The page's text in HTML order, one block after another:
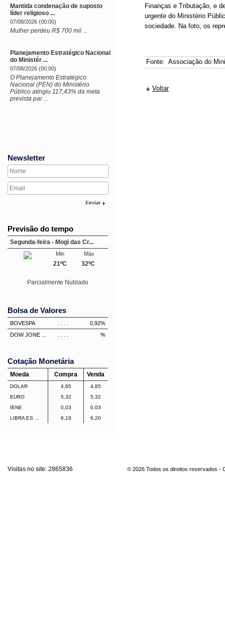
Mantida condenação de suposto
líder religioso ...
07/08/2026 (00:00)
Mulher perdeu R$ 700 mil ...
Planejamento Estratégico Nacional
do Ministér ...
07/08/2026 (00:00)
O Planejamento Estratégico
Nacional (PEN) do Ministério
Público atingiu 117,43% da meta
prevista par ...
Newsletter
Enviar
Previsão do tempo
Segunda-feira - Mogi das Cr...
Máx
32ºC
Min
21ºC
Parcialmente Nublado
Bolsa de Valores
BOVESPA 0,92%
DOW JONE ...
%
Cotação Monetária
Moeda Compra Venda
DOLAR 4,85
4,85
EURO
5,32
5,32
IENE
0,03
0,03
LIBRA ES ...
6,19 6,20
Finanças e Tributação, e
urgente do Ministério
sociedade. Na foto, os
Fonte: Associação do
Voltar
Visitas no site: 2865836 © 2026 Todos os direitos reservados -